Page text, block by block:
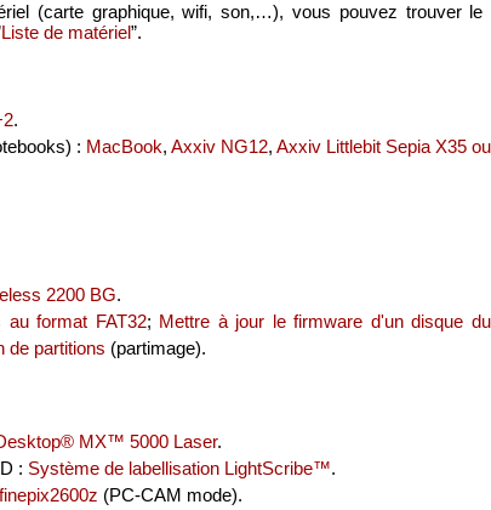
(carte graphique, wifi, son,…), vous pouvez trouver
Liste de matériel”.
.
: MacBook, Axxiv NG12, Axxiv Littlebit Sepia X35
2200 BG.
au format FAT32; Mettre à jour le firmware d'un disque
de partitions (partimage).
MX™ 5000 Laser.
: Système de labellisation LightScribe™.
finepix2600z (PC-CAM mode).